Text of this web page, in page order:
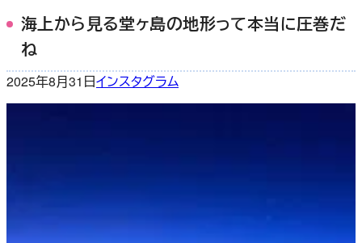
海上から見る堂ヶ島の地形って本当に圧巻だ
ね
2025年8月31日インスタグラム